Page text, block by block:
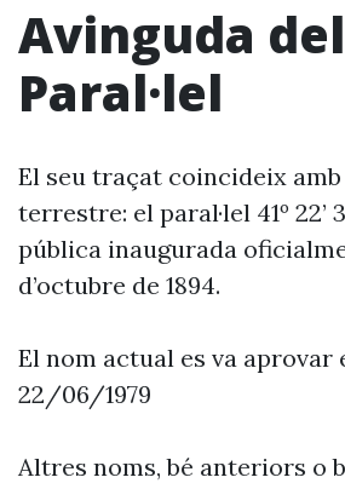
Avinguda del
Paral·lel
El seu traçat coincideix amb
terrestre: el paral·lel 41º 22’
pública inaugurada
d’octubre de 1894.
El nom actual es va aprovar
22/06/1979
Altres noms, bé anteriors o